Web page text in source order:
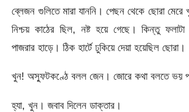
ব্লেজন গুলিতে মারা যাননি। পেছন থেকে ছোরা মেরে
নিশ্চয় কাঠের ছিল, নষ্ট হয়ে গেছে। কিন্তু
পাজরার হাড়ে। ঠিক হার্টে ঢুকিয়ে দেয়া হয়েছিল ছোরা।
খুন! অস্ফুটকণ্ঠে বলল জেন। জোরে কথা বলতে ভয়
হ্যা, খুন। জবাব দিলেন ডাক্তার।